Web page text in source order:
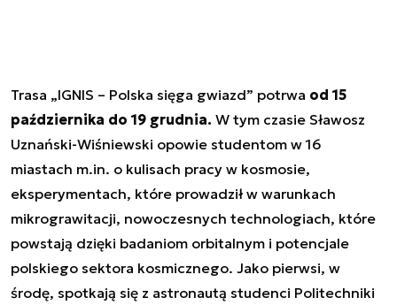
Trasa „IGNIS – Polska sięga gwiazd” potrwa od 15
października do 19 grudnia. W tym czasie Sławosz
Uznański-Wiśniewski opowie studentom w 16
miastach m.in. o kulisach pracy w kosmosie,
eksperymentach, które prowadził w warunkach
mikrograwitacji, nowoczesnych technologiach, które
powstają dzięki badaniom orbitalnym i potencjale
polskiego sektora kosmicznego. Jako pierwsi, w
środę, spotkają się z astronautą studenci Politechniki